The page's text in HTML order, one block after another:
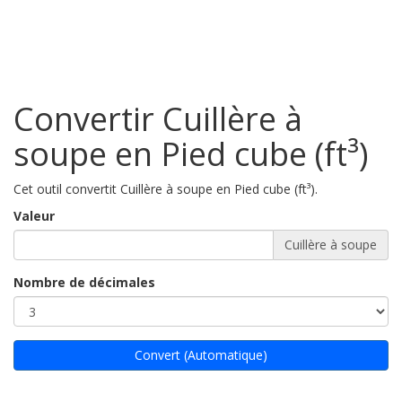
Convertir Cuillère à
soupe en Pied cube (ft³)
Cet outil convertit Cuillère à soupe en Pied cube (ft³).
Valeur
Cuillère à soupe
Nombre de décimales
Convert (Automatique)